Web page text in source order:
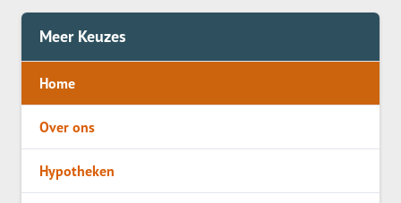
Meer Keuzes
Home
Over ons
Hypotheken